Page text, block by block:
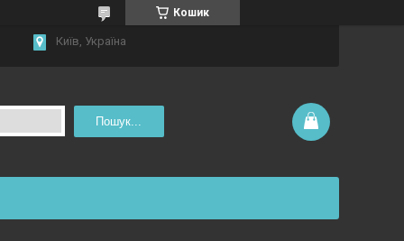
Кошик
Київ, Україна
Пошук...